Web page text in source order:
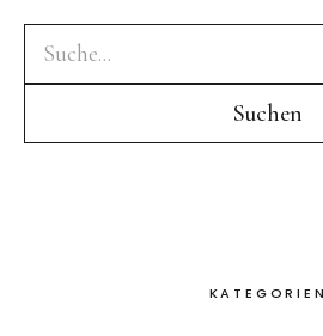
DIY
Garten
KATEGORIEN